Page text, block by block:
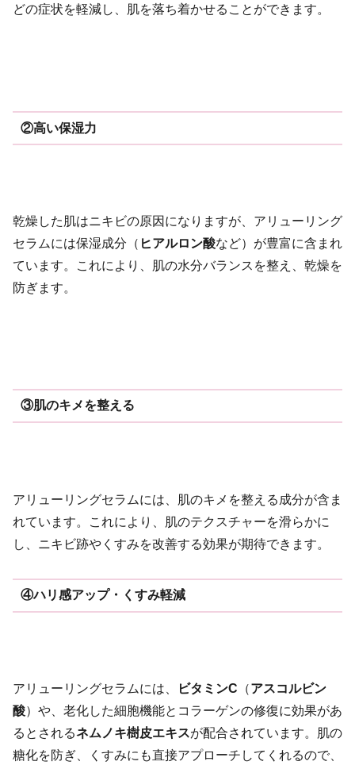
どの症状を軽減し、肌を落ち着かせることができます。
②高い保湿力
乾燥した肌はニキビの原因になりますが、アリューリング
セラムには保湿成分（ ヒアルロン酸など）が豊富に含まれ
ています。これにより、肌の水分バランスを整え、乾燥を
防ぎます。
③肌のキメを整える
アリューリングセラムには、肌のキメを整える成分が含ま
れています。これにより、肌のテクスチャーを滑らかに
し、ニキビ跡やくすみを改善する効果が期待できます。
④ハリ感アップ・くすみ軽減
アリューリングセラムには、 ビタミンC （アスコルビン
酸）や、老化した細胞機能とコラーゲンの修復に効果があ
るとされるネムノキ樹皮エキスが配合されています。肌の
糖化を防ぎ、くすみにも直接アプローチしてくれるので、